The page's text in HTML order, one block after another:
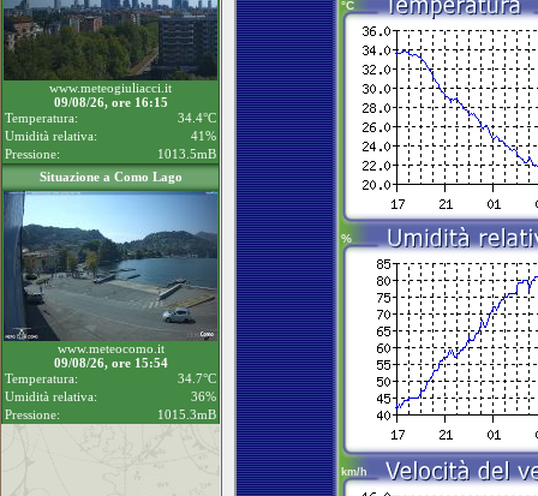
www.meteogiuliacci.it
09/08/26, ore 16:15
Temperatura:
34.4°C
Umidità relativa:
41%
Pressione:
1013.5mB
Situazione a Como Lago
www.meteocomo.it
09/08/26, ore 15:54
Temperatura:
34.7°C
Umidità relativa:
36%
Pressione:
1015.3mB